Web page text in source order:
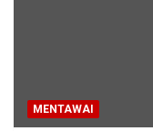
MENTAWAI